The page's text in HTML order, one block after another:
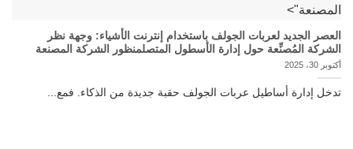
المصنعة">
العصر الجديد لعربات الجولف باستخدام إنترنت الأشياء: وجهة نظر
الشركة المُصنِّعة حول إدارة الأسطول المتصلمنظور الشركة المصنعة
أكتوبر 30، 2025
تدخل إدارة أساطيل عربات الجولف حقبة جديدة من الذكاء. فمع...